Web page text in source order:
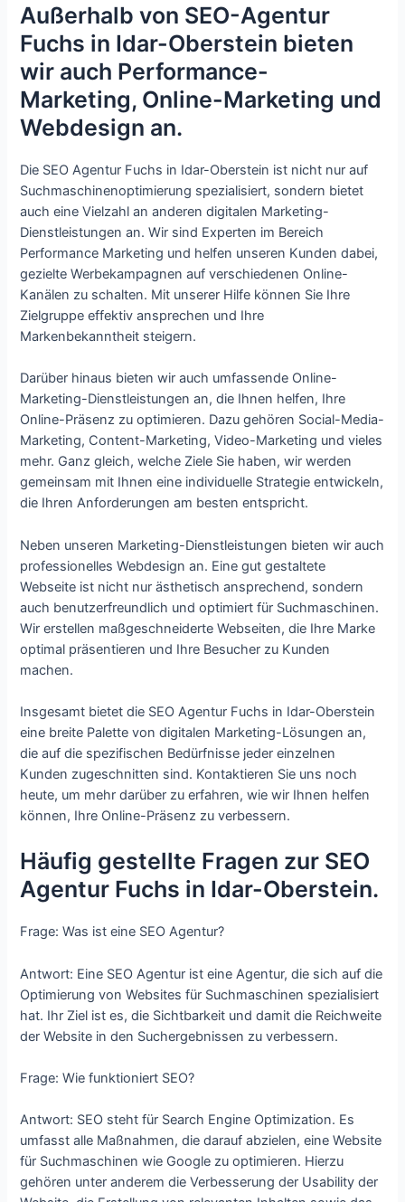
Außerhalb von SEO-Agentur
Fuchs in Idar-Oberstein bieten
wir auch Performance-
Marketing, Online-Marketing und
Webdesign an.
Die SEO Agentur Fuchs in Idar-Oberstein ist nicht nur auf
Suchmaschinenoptimierung spezialisiert, sondern bietet
auch eine Vielzahl an anderen digitalen Marketing-
Dienstleistungen an. Wir sind Experten im Bereich
Performance Marketing und helfen unseren Kunden dabei,
gezielte Werbekampagnen auf verschiedenen Online-
Kanälen zu schalten. Mit unserer Hilfe können Sie Ihre
Zielgruppe effektiv ansprechen und Ihre
Markenbekanntheit steigern.
Darüber hinaus bieten wir auch umfassende Online-
Marketing-Dienstleistungen an, die Ihnen helfen, Ihre
Online-Präsenz zu optimieren. Dazu gehören Social-Media-
Marketing, Content-Marketing, Video-Marketing und vieles
mehr. Ganz gleich, welche Ziele Sie haben, wir werden
gemeinsam mit Ihnen eine individuelle Strategie entwickeln,
die Ihren Anforderungen am besten entspricht.
Neben unseren Marketing-Dienstleistungen bieten wir auch
professionelles Webdesign an. Eine gut gestaltete
Webseite ist nicht nur ästhetisch ansprechend, sondern
auch benutzerfreundlich und optimiert für Suchmaschinen.
Wir erstellen maßgeschneiderte Webseiten, die Ihre Marke
optimal präsentieren und Ihre Besucher zu Kunden
machen.
Insgesamt bietet die SEO Agentur Fuchs in Idar-Oberstein
eine breite Palette von digitalen Marketing-Lösungen an,
die auf die spezifischen Bedürfnisse jeder einzelnen
Kunden zugeschnitten sind. Kontaktieren Sie uns noch
heute, um mehr darüber zu erfahren, wie wir Ihnen helfen
können, Ihre Online-Präsenz zu verbessern.
Häufig gestellte Fragen zur SEO
Agentur Fuchs in Idar-Oberstein.
Frage: Was ist eine SEO Agentur?
Antwort: Eine SEO Agentur ist eine Agentur, die sich auf die
Optimierung von Websites für Suchmaschinen spezialisiert
hat. Ihr Ziel ist es, die Sichtbarkeit und damit die Reichweite
der Website in den Suchergebnissen zu verbessern.
Frage: Wie funktioniert SEO?
Antwort: SEO steht für Search Engine Optimization. Es
umfasst alle Maßnahmen, die darauf abzielen, eine Website
für Suchmaschinen wie Google zu optimieren. Hierzu
gehören unter anderem die Verbesserung der Usability der